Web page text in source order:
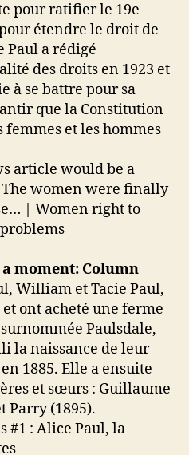
pour ratifier le 19e
étendre le droit de
Paul a rédigé
des droits en 1923 et
à se battre pour sa
que la Constitution
et les hommes
William et Tacie Paul,
ont acheté une ferme
Paulsdale,
la naissance de leur
1885. Elle a ensuite
et sœurs : Guillaume
Parry (1895).